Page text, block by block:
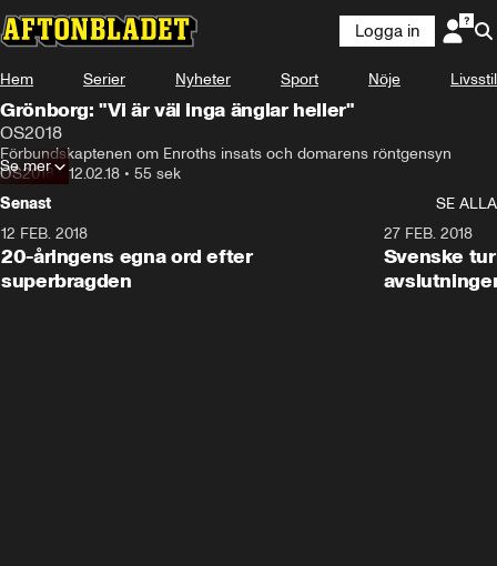
Logga in
Hem Serier Nyheter Sport Nöje Livsstil
Grönborg: "Vi är väl inga änglar heller"
OS2018
Förbundskaptenen om Enroths insats och domarens röntgensyn
OS2018• 12.02.18 • 55 sek
Se mer
Senast
SE ALLA
12 FEB. 2018
20-åringens egna ord efter
superbragden
27 FEB. 2018
Svenske